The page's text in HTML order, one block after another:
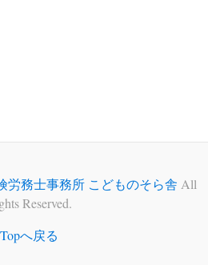
労務士事務所 こどものそら舎 All
Reserved.
Topへ戻る